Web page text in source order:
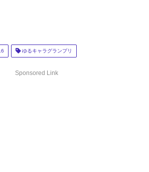
ゆるキャラグランプリ
Sponsored Link